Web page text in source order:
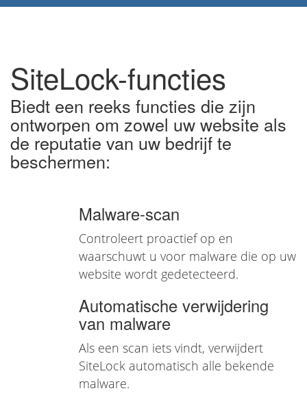
SiteLock-functies
Biedt een reeks functies die zijn
ontworpen om zowel uw website als
de reputatie van uw bedrijf te
beschermen:
Malware-scan
Controleert proactief op en
waarschuwt u voor malware die op uw
website wordt gedetecteerd.
Automatische verwijdering
van malware
Als een scan iets vindt, verwijdert
SiteLock automatisch alle bekende
malware.